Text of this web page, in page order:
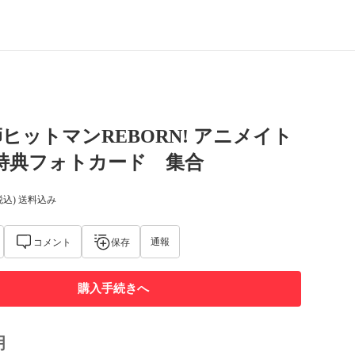
ットマンREBORN! アニメイト
典フォトカード 集合
込) 送料込み
コメント 保存 通報
購入手続きへ